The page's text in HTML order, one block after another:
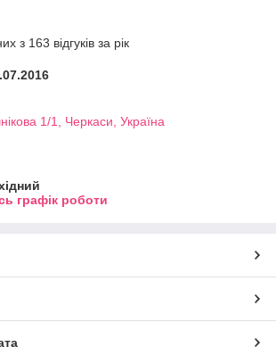
з 163 відгуків за рік
1/1, Черкаси, Україна
графік роботи